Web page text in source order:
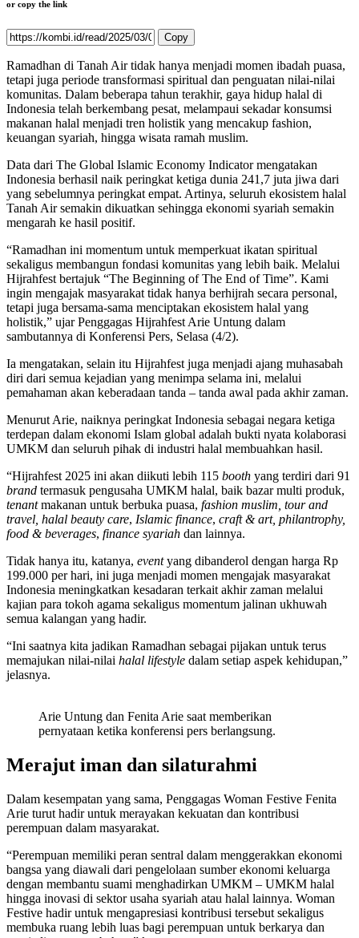
or copy the link
Copy
Ramadhan di Tanah Air tidak hanya menjadi momen ibadah puasa,
tetapi juga periode transformasi spiritual dan penguatan nilai-nilai
komunitas. Dalam beberapa tahun terakhir, gaya hidup halal di
Indonesia telah berkembang pesat, melampaui sekadar konsumsi
makanan halal menjadi tren holistik yang mencakup fashion,
keuangan syariah, hingga wisata ramah muslim.
Data dari The Global Islamic Economy Indicator mengatakan
Indonesia berhasil naik peringkat ketiga dunia 241,7 juta jiwa dari
yang sebelumnya peringkat empat. Artinya, seluruh ekosistem halal
Tanah Air semakin dikuatkan sehingga ekonomi syariah semakin
mengarah ke hasil positif.
“Ramadhan ini momentum untuk memperkuat ikatan spiritual
sekaligus membangun fondasi komunitas yang lebih baik. Melalui
Hijrahfest bertajuk “The Beginning of The End of Time”. Kami
ingin mengajak masyarakat tidak hanya berhijrah secara personal,
tetapi juga bersama-sama menciptakan ekosistem halal yang
holistik,” ujar Penggagas Hijrahfest Arie Untung dalam
sambutannya di Konferensi Pers, Selasa (4/2).
Ia mengatakan, selain itu Hijrahfest juga menjadi ajang muhasabah
diri dari semua kejadian yang menimpa selama ini, melalui
pemahaman akan keberadaan tanda – tanda awal pada akhir zaman.
Menurut Arie, naiknya peringkat Indonesia sebagai negara ketiga
terdepan dalam ekonomi Islam global adalah bukti nyata kolaborasi
UMKM dan seluruh pihak di industri halal membuahkan hasil.
“Hijrahfest 2025 ini akan diikuti lebih 115 booth yang terdiri dari 91
brand termasuk pengusaha UMKM halal, baik bazar multi produk,
tenantmakanan untuk berbuka puasa, fashion muslim, tour and
travel, halal beauty care, Islamic finance, craft & art, philantrophy,
food & beverages, finance syariah dan lainnya.
Tidak hanya itu, katanya, eventyang dibanderol dengan harga Rp
199.000 per hari, ini juga menjadi momen mengajak masyarakat
Indonesia meningkatkan kesadaran terkait akhir zaman melalui
kajian para tokoh agama sekaligus momentum jalinan ukhuwah
semua kalangan yang hadir.
“Ini saatnya kita jadikan Ramadhan sebagai pijakan untuk terus
memajukan nilai-nilai halal lifestyle dalam setiap aspek kehidupan,”
jelasnya.
Arie Untung dan Fenita Arie saat memberikan
pernyataan ketika konferensi pers berlangsung.
Merajut iman dan silaturahmi
Dalam kesempatan yang sama, Penggagas Woman Festive Fenita
Arie turut hadir untuk merayakan kekuatan dan kontribusi
perempuan dalam masyarakat.
“Perempuan memiliki peran sentral dalam menggerakkan ekonomi
bangsa yang diawali dari pengelolaan sumber ekonomi keluarga
dengan membantu suami menghadirkan UMKM – UMKM halal
hingga inovasi di sektor usaha syariah atau halal lainnya. Woman
Festive hadir untuk mengapresiasi kontribusi tersebut sekaligus
membuka ruang lebih luas bagi perempuan untuk berkarya dan